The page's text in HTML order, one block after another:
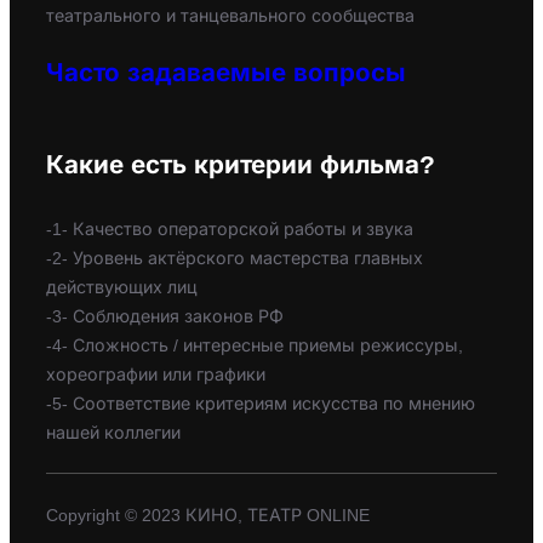
театрального и танцевального сообщества
Часто задаваемые вопросы
Какие есть критерии фильма?
-1- Качество операторской работы и звука
-2- Уровень актёрского мастерства главных
действующих лиц
-3- Соблюдения законов РФ
-4- Сложность / интересные приемы режиссуры,
хореографии или графики
-5- Соответствие критериям искусства по мнению
нашей коллегии
Copyright © 2023 КИНО, ТЕАТР ONLINE